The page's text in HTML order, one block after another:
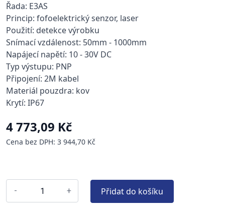
Řada: E3AS
Princip: fofoelektrický senzor, laser
Použití: detekce výrobku
Snímací vzdálenost: 50mm - 1000mm
Napájecí napětí: 10 - 30V DC
Typ výstupu: PNP
Připojení: 2M kabel
Materiál pouzdra: kov
Krytí: IP67
4 773,09 Kč
Cena bez DPH: 3 944,70 Kč
- + Přidat do košíku